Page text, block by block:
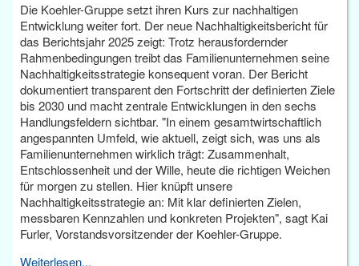
Die Koehler-Gruppe setzt ihren Kurs zur nachhaltigen
Entwicklung weiter fort. Der neue Nachhaltigkeitsbericht für
das Berichtsjahr 2025 zeigt: Trotz herausfordernder
Rahmenbedingungen treibt das Familienunternehmen seine
Nachhaltigkeitsstrategie konsequent voran. Der Bericht
dokumentiert transparent den Fortschritt der definierten Ziele
bis 2030 und macht zentrale Entwicklungen in den sechs
Handlungsfeldern sichtbar. "In einem gesamtwirtschaftlich
angespannten Umfeld, wie aktuell, zeigt sich, was uns als
Familienunternehmen wirklich trägt: Zusammenhalt,
Entschlossenheit und der Wille, heute die richtigen Weichen
für morgen zu stellen. Hier knüpft unsere
Nachhaltigkeitsstrategie an: Mit klar definierten Zielen,
messbaren Kennzahlen und konkreten Projekten", sagt Kai
Furler, Vorstandsvorsitzender der Koehler-Gruppe.
Weiterlesen...